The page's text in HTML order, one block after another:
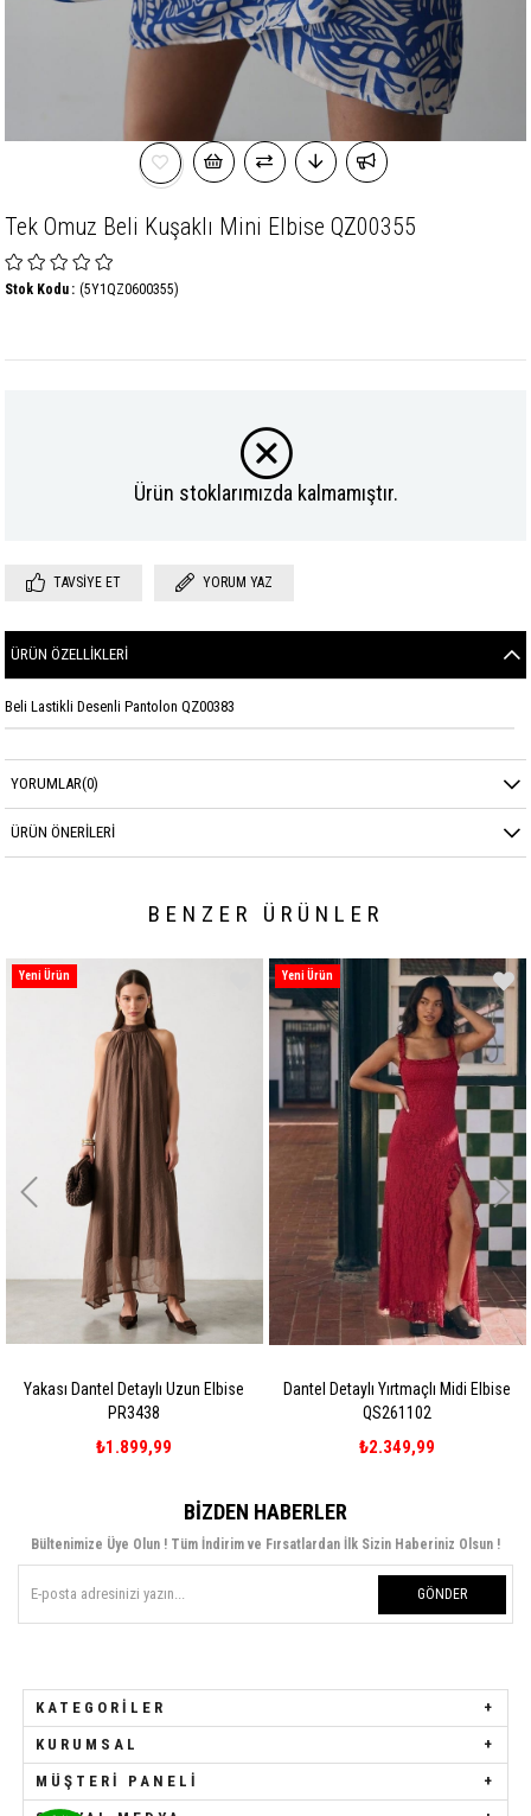
Tek Omuz Beli Kuşaklı Mini Elbise QZ00355
(5Y1QZ0600355)
Stok Kodu
Ürün stoklarımızda kalmamıştır.
TAVSIYE ET YORUM YAZ
ÜRÜN ÖZELLIKLERI
Beli Lastikli Desenli Pantolon QZ00383
YORUMLAR(0)
ÜRÜN ÖNERILERI
BENZER ÜRÜNLER
Elbise
Dantel Detaylı Yırtmaçlı Midi Elbise
₺2.349,99
Yeni Ürün
Dantel Detaylı Yırtmaçlı
₺2.349,99
Yeni Ürün
BIZDEN HABERLER
Bültenimize Üye Olun ! Tüm İndirim ve Fırsatlardan İlk Sizin Haberiniz Olsun !
GÖNDER
KATEGORILER
KURUMSAL
MÜŞTERI PANELI